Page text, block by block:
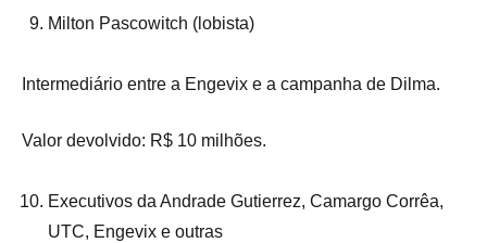
Milton Pascowitch (lobista)
Intermediário entre a Engevix e a campanha de Dilma.
Valor devolvido: R$ 10 milhões.
Executivos da Andrade Gutierrez, Camargo Corrêa,
UTC, Engevix e outras